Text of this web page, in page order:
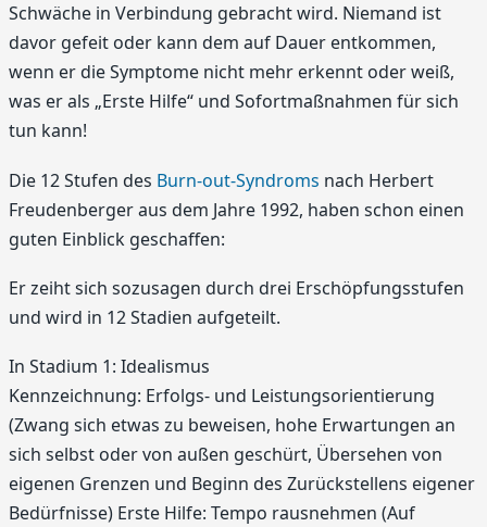
Schwäche in Verbindung gebracht wird. Niemand ist
davor gefeit oder kann dem auf Dauer entkommen,
wenn er die Symptome nicht mehr erkennt oder weiß,
was er als „Erste Hilfe“ und Sofortmaßnahmen für sich
tun kann!
Die 12 Stufen des Burn-out-Syndroms nach Herbert
Freudenberger aus dem Jahre 1992, haben schon einen
guten Einblick geschaffen:
Er zeiht sich sozusagen durch drei Erschöpfungsstufen
und wird in 12 Stadien aufgeteilt.
In Stadium 1: Idealismus
Kennzeichnung: Erfolgs- und Leistungsorientierung
(Zwang sich etwas zu beweisen, hohe Erwartungen an
sich selbst oder von außen geschürt, Übersehen von
eigenen Grenzen und Beginn des Zurückstellens eigener
Bedürfnisse) Erste Hilfe: Tempo rausnehmen (Auf